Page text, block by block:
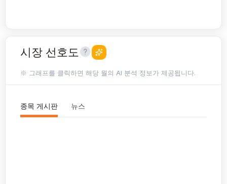
시장 선호도
※ 그래프를 클릭하면 해당 월의 AI 분석 정보가 제공됩니다.
종목 게시판 뉴스